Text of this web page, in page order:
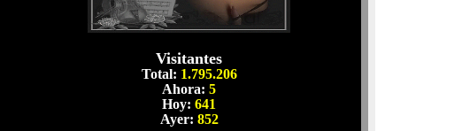
Visitantes
Total: 1.795.206
Ahora:5
Hoy:641
Ayer: 852